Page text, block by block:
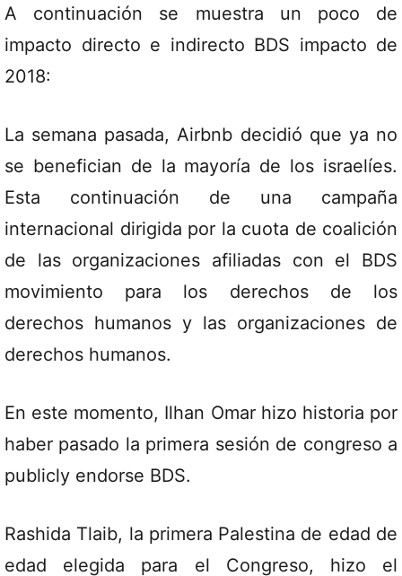
A continuación se muestra un poco de
impacto directo e indirecto BDS impacto de
2018:
La semana pasada, Airbnb decidió que ya no
se benefician de la mayoría de los israelíes.
Esta continuación de una campaña
internacional dirigida por la cuota de coalición
de las organizaciones afiliadas con el BDS
movimiento para los derechos de los
derechos humanos y las organizaciones de
derechos humanos.
En este momento, Ilhan Omar hizo historia por
haber pasado la primera sesión de congreso a
publicly endorse BDS.
Rashida Tlaib, la primera Palestina de edad de
edad elegida para el Congreso, hizo el